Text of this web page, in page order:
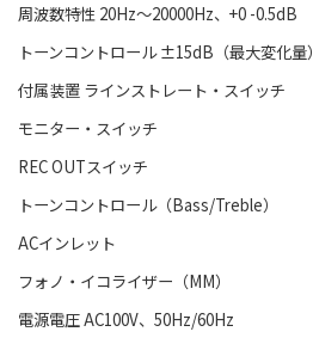
周波数特性 20Hz～20000Hz、+0 -0.5dB
トーンコントロール ±15dB（最大変化量）
付属装置 ラインストレート・スイッチ
モニター・スイッチ
REC OUTスイッチ
トーンコントロール（Bass/Treble）
ACインレット
フォノ・イコライザー（MM）
電源電圧 AC100V、50Hz/60Hz